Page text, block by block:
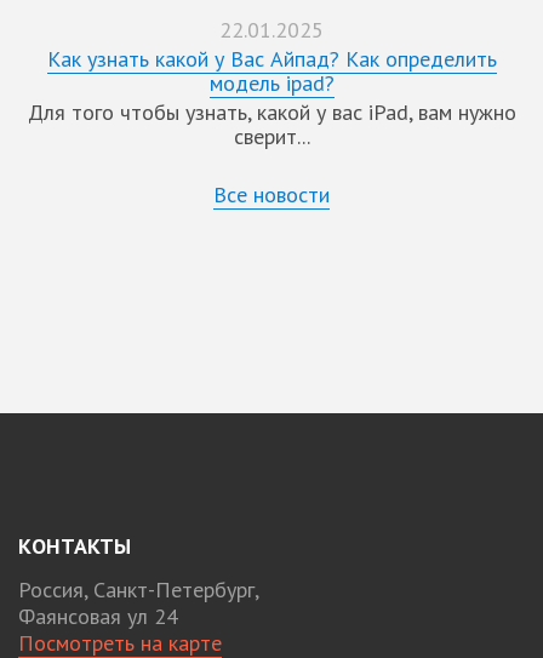
22.01.2025
Как узнать какой у Вас Айпад? Как определить
модель ipad?
Для того чтобы узнать, какой у вас iPad, вам нужно
сверит...
Все новости
КОНТАКТЫ
Россия, Санкт-Петербург,
Фаянсовая ул 24
Посмотреть на карте